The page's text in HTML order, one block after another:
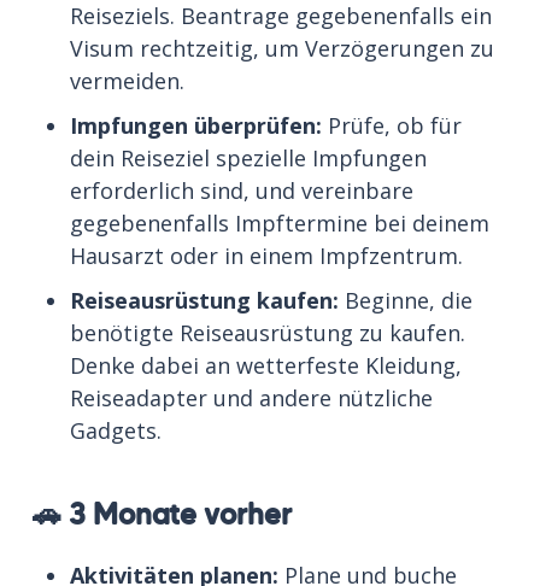
Reiseziels. Beantrage gegebenenfalls ein
Visum rechtzeitig, um Verzögerungen zu
vermeiden.
Impfungen überprüfen: Prüfe, ob für
dein Reiseziel spezielle Impfungen
erforderlich sind, und vereinbare
gegebenenfalls Impftermine bei deinem
Hausarzt oder in einem Impfzentrum.
Reiseausrüstung kaufen: Beginne, die
benötigte Reiseausrüstung zu kaufen.
Denke dabei an wetterfeste Kleidung,
Reiseadapter und andere nützliche
Gadgets.
🚗 3 Monate vorher
Aktivitäten planen: Plane und buche